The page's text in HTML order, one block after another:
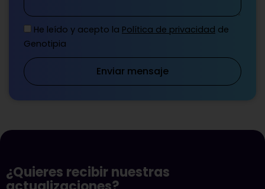
He leído y acepto la Política de privacidad de
Genotipia
Enviar mensaje
¿Quieres recibir nuestras